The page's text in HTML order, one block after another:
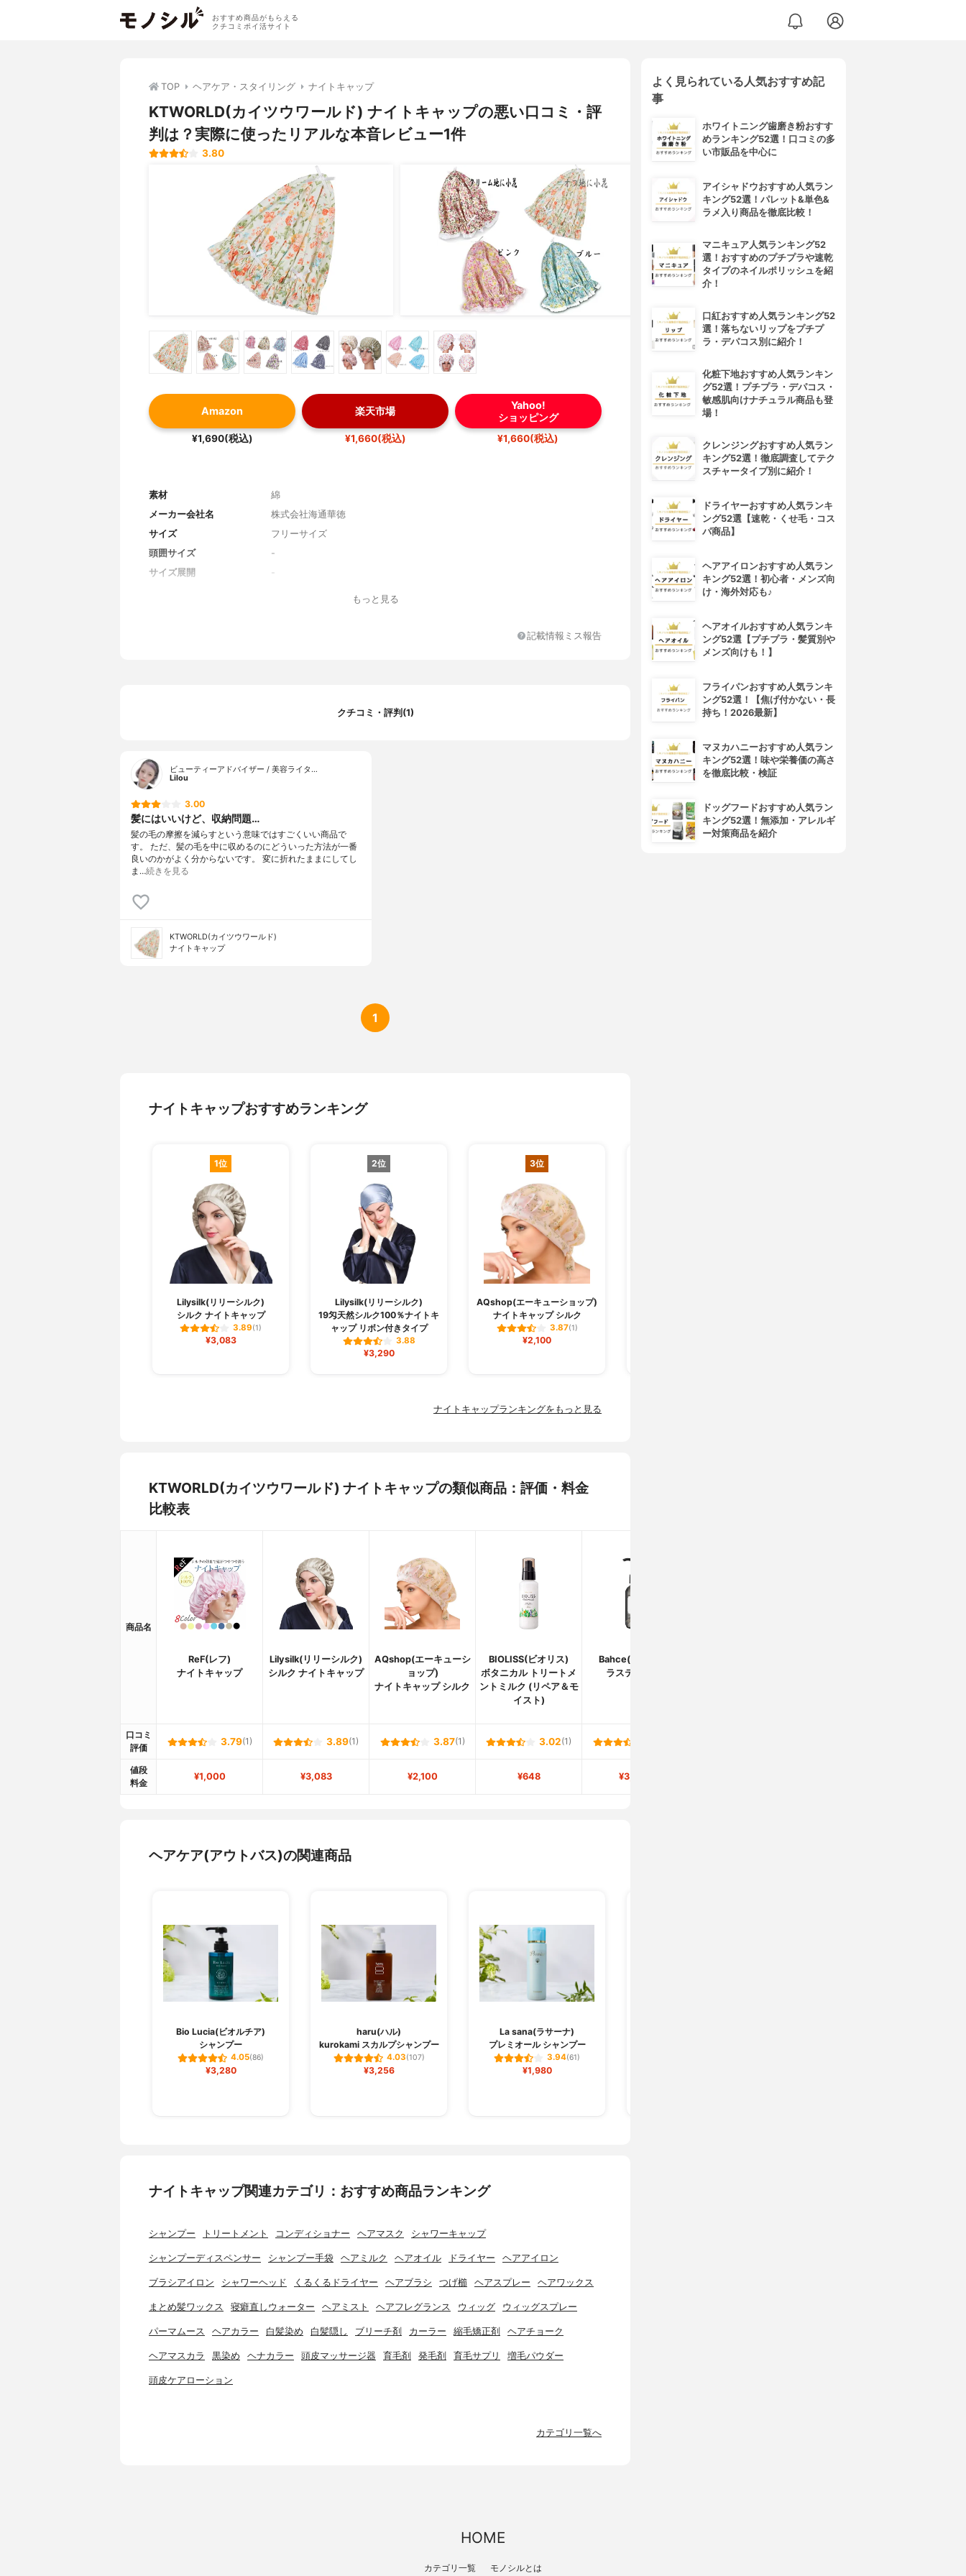
おすすめ商品がもらえる
クチコミポイ活サイト
TOP ヘアケア・スタイリング ナイトキャップ
KTWORLD(カイツウワールド) ナイトキャップの悪い口コミ・評
判は？実際に使ったリアルな本音レビュー1件
3.80
Amazon
¥1,690(税込)
楽天市場
¥1,660(税込)
Yahoo!
ショッピング
¥1,660(税込)
素材
綿
メーカー会社名
株式会社海通華徳
サイズ
フリーサイズ
頭囲サイズ
-
サイズ展開
ムチェックレッド、ギンガムチェックブラック、ギンガムチェックサックス、
もっと見る
記載情報ミス報告
クチコミ・評判(1)
ビューティーアドバイザー / 美容ライタ…
Lilou
3.00
髪にはいいけど、収納問題…
髪の毛の摩擦を減らすという意味ではすごくいい商品で
す。 ただ、髪の毛を中に収めるのにどういった方法が一番
良いのかがよく分からないです。 変に折れたままにしてし
ま…続きを見る
KTWORLD(カイツウワールド)
ナイトキャップ
1
ナイトキャップおすすめランキング
1位
Lilysilk(リリーシルク)
シルク ナイトキャップ
3.89(1)
¥3,083
2位
Lilysilk(リリーシルク)
19匁天然シルク100％ナイトキ
ャップ リボン付きタイプ
3.88
¥3,290
3位
AQshop(エーキューショップ)
ナイトキャップ シルク
3.87(1)
¥2,100
ナイトキャップランキングをもっと見る
KTWORLD(カイツウワールド) ナイトキャップの類似商品：評価・料金
比較表
商品名
ReF(レフ)
ナイトキャップ
Lilysilk(リリーシルク)
シルク ナイトキャップ
AQshop(エーキューシ
ョップ)
ナイトキャップ シルク
BIOLISS(ビオリス)
ボタニカル トリートメ
ントミルク (リペア＆モ
イスト)
Bahce(バフチェ)
ラステ オイル
口コミ
評価
3.79(1) 3.89(1) 3.87(1) 3.02(1)
値段
料金
¥1,000 ¥3,083 ¥2,100 ¥648 ¥3,080
ヘアケア(アウトバス)の関連商品
Bio Lucia(ビオルチア)
シャンプー
4.05(86)
¥3,280
haru(ハル)
kurokami スカルプシャンプー
4.03(107)
¥3,256
La sana(ラサーナ)
プレミオール シャンプー
3.94(61)
¥1,980
ナイトキャップ関連カテゴリ：おすすめ商品ランキング
シャンプー トリートメント コンディショナー ヘアマスク シャワーキャップ
シャンプーディスペンサー シャンプー手袋 ヘアミルク ヘアオイル ドライヤー ヘアアイロン
ブラシアイロン シャワーヘッド くるくるドライヤー ヘアブラシ つげ櫛 ヘアスプレー ヘアワックス
まとめ髪ワックス 寝癖直しウォーター ヘアミスト ヘアフレグランス ウィッグ ウィッグスプレー
パーマムース ヘアカラー 白髪染め 白髪隠し ブリーチ剤 カーラー 縮毛矯正剤 ヘアチョーク
ヘアマスカラ 黒染め ヘナカラー 頭皮マッサージ器 育毛剤 発毛剤 育毛サプリ 増毛パウダー
頭皮ケアローション
カテゴリ一覧へ
よく見られている人気おすすめ記
事
ホワイトニング歯磨き粉おすす
めランキング52選！口コミの多
い市販品を中心に
アイシャドウおすすめ人気ラン
キング52選！パレット&単色&
ラメ入り商品を徹底比較！
マニキュア人気ランキング52
選！おすすめのプチプラや速乾
タイプのネイルポリッシュを紹
介！
口紅おすすめ人気ランキング52
選！落ちないリップをプチプ
ラ・デパコス別に紹介！
化粧下地おすすめ人気ランキン
グ52選！プチプラ・デパコス・
敏感肌向けナチュラル商品も登
場！
クレンジングおすすめ人気ラン
キング52選！徹底調査してテク
スチャータイプ別に紹介！
ドライヤーおすすめ人気ランキ
ング52選【速乾・くせ毛・コス
パ商品】
ヘアアイロンおすすめ人気ラン
キング52選！初心者・メンズ向
け・海外対応も♪
ヘアオイルおすすめ人気ランキ
ング52選【プチプラ・髪質別や
メンズ向けも！】
フライパンおすすめ人気ランキ
ング52選！【焦げ付かない・長
持ち！2026最新】
マヌカハニーおすすめ人気ラン
キング52選！味や栄養価の高さ
を徹底比較・検証
ドッグフードおすすめ人気ラン
キング52選！無添加・アレルギ
ー対策商品を紹介
HOME
カテゴリ一覧 モノシルとは